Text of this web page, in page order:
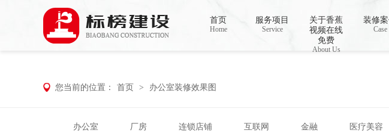
香蕉视频在线免费,香蕉视频导航,黄色香蕉视频下载,91香蕉
首页
Home
服务项目
Service
关于香蕉
视频在线
免费
About Us
装修案
Case
您当前的位置： 首页 > 办公室装修效果图
办公室 厂房 连锁店铺 互联网 金融 医疗美容